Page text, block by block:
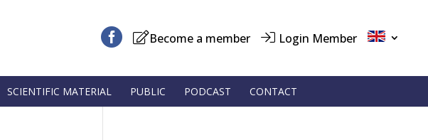
Become a member Login Member
SCIENTIFIC MATERIAL PUBLIC PODCAST CONTACT